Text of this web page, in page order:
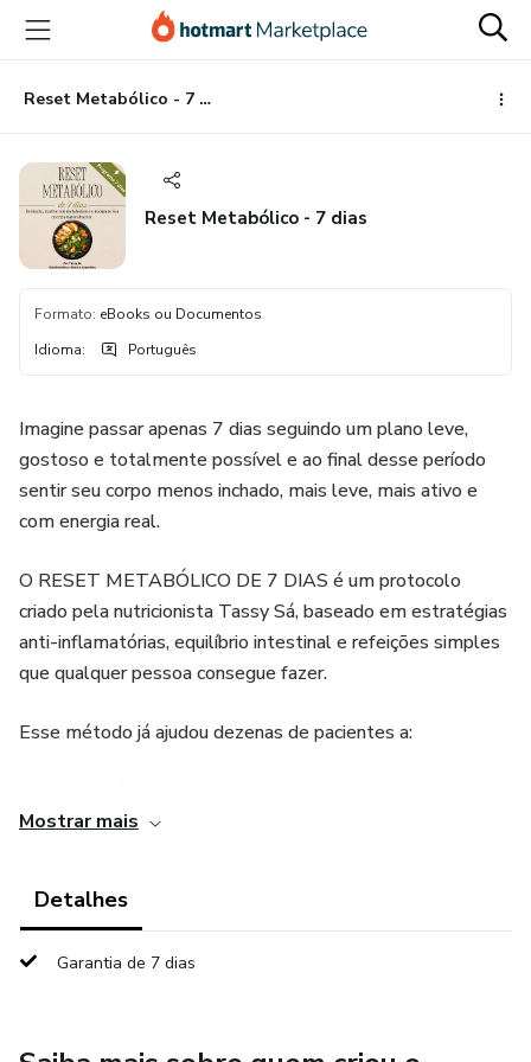
para
conteúdo
principal
para
pagamento
para
rodapé
Reset Metabólico - 7 dias
Reset Metabólico - 7 dias
Formato: eBooks ou Documentos
Idioma: Português
Imagine passar apenas 7 dias seguindo um plano leve,
gostoso e totalmente possível e ao final desse período
sentir seu corpo menos inchado, mais leve, mais ativo e
com energia real.
O RESET METABÓLICO DE 7 DIAS é um protocolo
criado pela nutricionista Tassy Sá, baseado em estratégias
anti-inflamatórias, equilíbrio intestinal e refeições simples
que qualquer pessoa consegue fazer.
Esse método já ajudou dezenas de pacientes a:
✔ diminuir compulsão por açúcar
✔ regular o intestino
Mostrar mais
Detalhes
Garantia de 7 dias